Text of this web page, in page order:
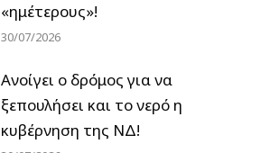
«ημέτερους»!
30/07/2026
Ανοίγει ο δρόμος για να
ξεπουλήσει και το νερό η
κυβέρνηση της ΝΔ!